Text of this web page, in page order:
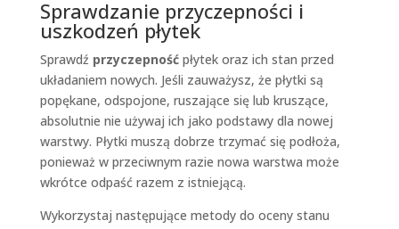
Sprawdzanie przyczepności i
uszkodzeń płytek
Sprawdź przyczepnośćpłytek oraz ich stan przed
układaniem nowych. Jeśli zauważysz, że płytki są
popękane, odspojone, ruszające się lub kruszące,
absolutnie nie używaj ich jako podstawy dla nowej
warstwy. Płytki muszą dobrze trzymać się podłoża,
ponieważ w przeciwnym razie nowa warstwa może
wkrótce odpaść razem z istniejącą.
Wykorzystaj następujące metody do oceny stanu